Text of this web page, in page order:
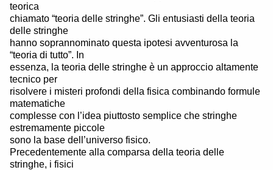
teorica
chiamato “teoria delle stringhe”. Gli entusiasti della teoria
delle stringhe
hanno soprannominato questa ipotesi avventurosa la
“teoria di tutto”. In
essenza, la teoria delle stringhe è un approccio altamente
tecnico per
risolvere i misteri profondi della fisica combinando formule
matematiche
complesse con l’idea piuttosto semplice che stringhe
estremamente piccole
sono la base dell’universo fisico.
Precedentemente alla comparsa della teoria delle
stringhe, i fisici